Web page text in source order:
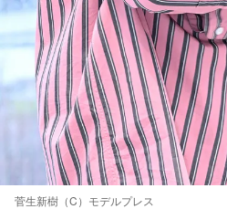
菅生新樹（C）モデルプレス